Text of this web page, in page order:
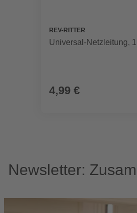
REV-RITTER
Universal-Netzleitung,
4,99 €
Newsletter: